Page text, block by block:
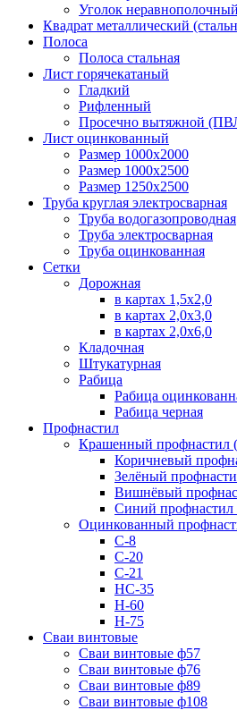
Уголок неравнополочный
Квадрат металлический
Полоса
Полоса стальная
Лист горячекатаный
Гладкий
Рифленный
Просечно вытяжной
Лист оцинкованный
Размер 1000х2000
Размер 1000х2500
Размер 1250х2500
Труба круглая электросварная
Труба водогазопроводная
Труба электросварная
Труба оцинкованная
Сетки
Дорожная
в картах 1,5х2,0
в картах 2,0х3,0
в картах 2,0х6,0
Кладочная
Штукатурная
Рабица
Рабица
Рабица черная
Профнастил
Крашенный профнастил
Коричневый
Зелёный
Вишнёвый
Синий профнастил
Оцинкованный
С-8
С-20
С-21
НС-35
Н-60
Н-75
Сваи винтовые
Сваи винтовые ф57
Сваи винтовые ф76
Сваи винтовые ф89
Сваи винтовые ф108